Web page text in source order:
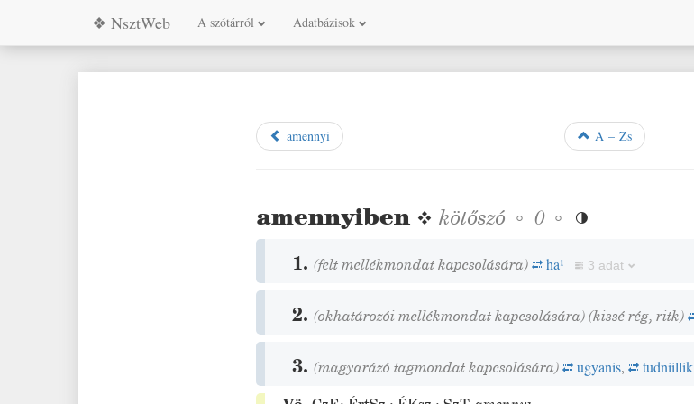
❖ NsztWeb A szótárról Adatbázisok
amennyi A – Zs
amennyiben ❖kötőszó ◦ 0◦ 
1.(felt mellékmondat kapcsolására) ha¹ 3 adat
2.(okhatározói mellékmondat kapcsolására)(kissérég,ritk)
3.(magyarázó tagmondat kapcsolására) ugyanis, tudniillik